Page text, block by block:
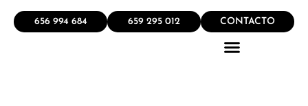
656 994 684 659 295 012 CONTACTO